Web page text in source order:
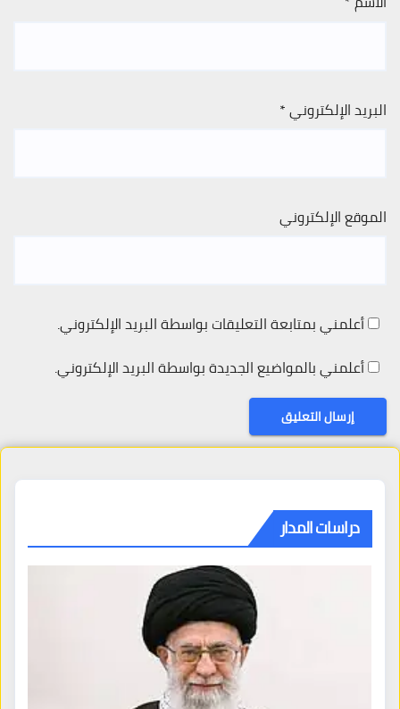
البريد الإلكتروني*
الموقع الإلكتروني
أعلمني بمتابعة التعليقات بواسطة البريد الإلكتروني.
أعلمني بالمواضيع الجديدة بواسطة البريد الإلكتروني.
دراسات المدار